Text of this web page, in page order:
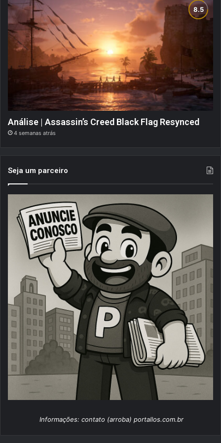
Análise | Assassin’s Creed Black Flag Resynced
4 semanas atrás
Seja um parceiro
Informações: contato (arroba) portallos.com.br